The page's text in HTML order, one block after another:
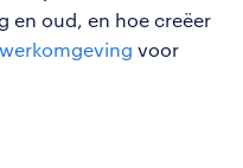
en oud, en hoe creëer
voor